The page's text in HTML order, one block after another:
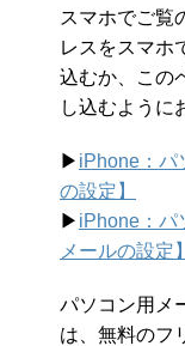
スマホでご覧
レスをスマホ
込むか、この
し込むように
▶︎ iPhone：パ
の設定】
▶︎ iPhone：パ
メールの設定】
パソコン用メ
は、無料のフ